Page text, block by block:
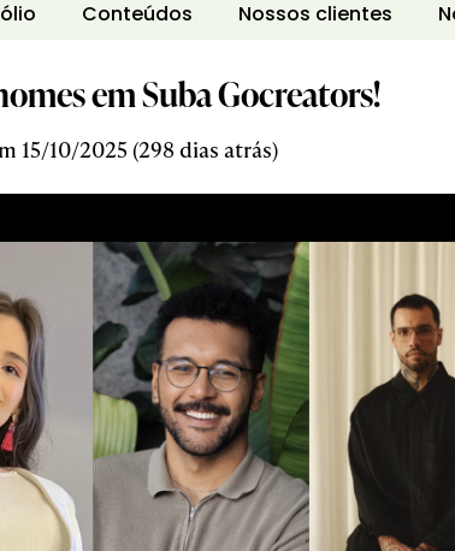
Conteúdos Nossos clientes
em Suba Gocreators!
15/10/2025 (298 dias atrás)